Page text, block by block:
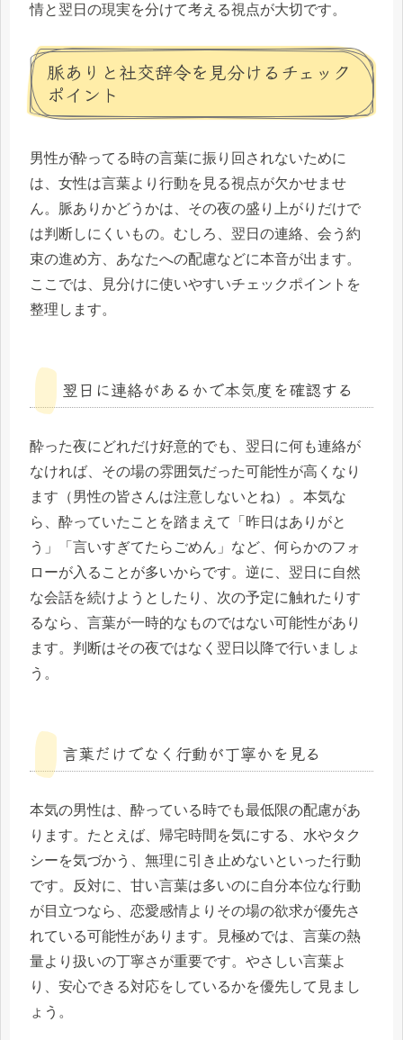
情と翌日の現実を分けて考える視点が大切です。
脈ありと社交辞令を見分けるチェック
ポイント
男性が酔ってる時の言葉に振り回されないために
は、女性は言葉より行動を見る視点が欠かせませ
ん。脈ありかどうかは、その夜の盛り上がりだけで
は判断しにくいもの。むしろ、翌日の連絡、会う約
束の進め方、あなたへの配慮などに本音が出ます。
ここでは、見分けに使いやすいチェックポイントを
整理します。
翌日に連絡があるかで本気度を確認する
酔った夜にどれだけ好意的でも、翌日に何も連絡が
なければ、その場の雰囲気だった可能性が高くなり
ます（男性の皆さんは注意しないとね）。本気な
ら、酔っていたことを踏まえて「昨日はありがと
う」「言いすぎてたらごめん」など、何らかのフォ
ローが入ることが多いからです。逆に、翌日に自然
な会話を続けようとしたり、次の予定に触れたりす
るなら、言葉が一時的なものではない可能性があり
ます。判断はその夜ではなく翌日以降で行いましょ
う。
言葉だけでなく行動が丁寧かを見る
本気の男性は、酔っている時でも最低限の配慮があ
ります。たとえば、帰宅時間を気にする、水やタク
シーを気づかう、無理に引き止めないといった行動
です。反対に、甘い言葉は多いのに自分本位な行動
が目立つなら、恋愛感情よりその場の欲求が優先さ
れている可能性があります。見極めでは、言葉の熱
量より扱いの丁寧さが重要です。やさしい言葉よ
り、安心できる対応をしているかを優先して見まし
ょう。